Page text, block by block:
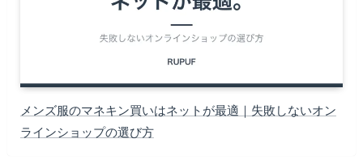
メンズ服のマネキン買いはネットが最適｜失敗しないオン
ラインショップの選び方